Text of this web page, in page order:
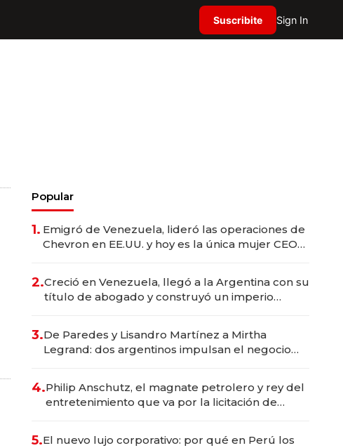
Suscribite Sign In
Popular
1. Emigró de Venezuela, lideró las operaciones de
Chevron en EE.UU. y hoy es la única mujer CEO
2.Creció en Venezuela, llegó a la Argentina con su
título de abogado y construyó un imperio
3.De Paredes y Lisandro Martínez a Mirtha
Legrand: dos argentinos impulsan el negocio
4.Philip Anschutz, el magnate petrolero y rey del
entretenimiento que va por la licitación de
5.El nuevo lujo corporativo: por qué en Perú los